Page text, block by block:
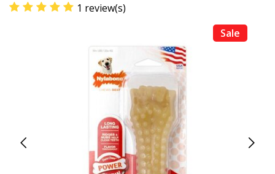
1 review(s)
Sale